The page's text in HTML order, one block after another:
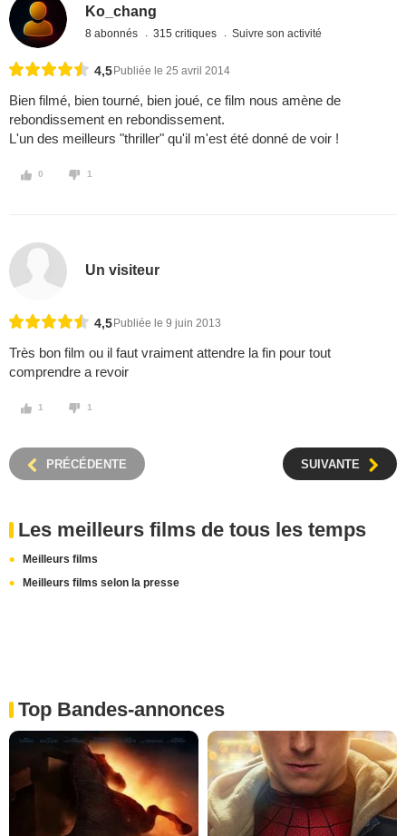
Ko_chang
8 abonnés 315 critiques Suivre son activité
4,5 Publiée le 25 avril 2014
Bien filmé, bien tourné, bien joué, ce film nous amène de
rebondissement en rebondissement.
L'un des meilleurs "thriller" qu'il m'est été donné de voir !
0 1
Un visiteur
4,5 Publiée le 9 juin 2013
Très bon film ou il faut vraiment attendre la fin pour tout
comprendre a revoir
1 1
PRÉCÉDENTE SUIVANTE
Les meilleurs films de tous les temps
Meilleurs films
Meilleurs films selon la presse
Top Bandes-annonces